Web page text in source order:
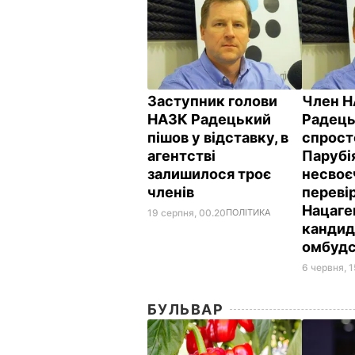
Заступник голови
НАЗК Радецький
пішов у відставку, в
агентстві
залишилося троє
членів
19 серпня, 00.20ПОЛІТИКА
Член
6 червня,
БУЛЬВАР